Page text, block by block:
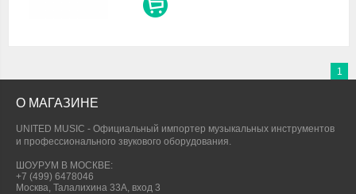
1
О МАГАЗИНЕ
UNITED MUSIC - Официальный импортер музыкальных инструментов
и профессионального звукового оборудования.
ШОУРУМ В МОСКВЕ:
+7 (499) 6478046
Москва, Талалихина 33А, вход 3